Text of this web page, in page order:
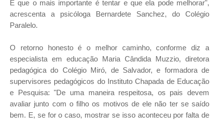
E que o mais importante é tentar e que ela pode melhorar",
acrescenta a psicóloga Bernardete Sanchez, do Colégio
Paralelo.
O retorno honesto é o melhor caminho, conforme diz a
especialista em educação Maria Cândida Muzzio, diretora
pedagógica do Colégio Miró, de Salvador, e formadora de
supervisores pedagógicos do Instituto Chapada de Educação
e Pesquisa: "De uma maneira respeitosa, os pais devem
avaliar junto com o filho os motivos de ele não ter se saído
bem. E, se for o caso, mostrar se isso aconteceu por falta de